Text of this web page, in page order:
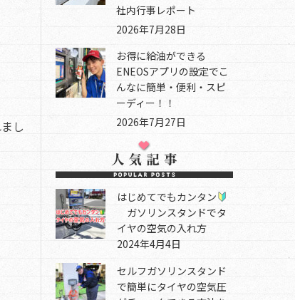
し
社内行事レポート
2026年7月28日
お得に給油ができる
ENEOSアプリの設定でこ
んなに簡単・便利・スピ
ーディー！！
2026年7月27日
はじめてでもカンタン
ガソリンスタンドでタ
イヤの空気の入れ方
2024年4月4日
セルフガソリンスタンド
で簡単にタイヤの空気圧